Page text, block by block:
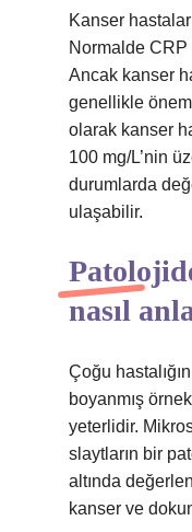
Kanser
Normalde CRP
Ancak kanser
genellikle
olarak kanser
100 mg/L’nin
durumlarda
ulaşabilir.
nasıl
Çoğu
boyanmış
yeterlidir.
slaytların bir
altında
kanser ve